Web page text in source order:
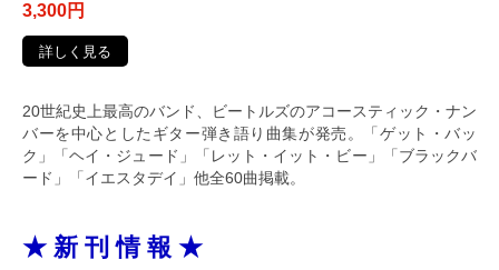
3,300円
詳しく見る
20世紀史上最高のバンド、ビートルズのアコースティック・ナン
バーを中心としたギター弾き語り曲集が発売。「ゲット・バッ
ク」「ヘイ・ジュード」「レット・イット・ビー」「ブラックバ
ード」「イエスタデイ」他全60曲掲載。
★ 新 刊 情 報 ★